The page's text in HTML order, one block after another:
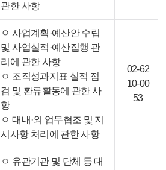
관한 사항
ㅇ 사업계획·예산안 수립
및 사업실적·예산집행 관
리에 관한 사항
ㅇ 조직성과지표 실적 점
검 및 환류활동에 관한 사
항
ㅇ 대내·외 업무협조 및 지
시사항 처리에 관한 사항
02-62
10-00
53
ㅇ 유관기관 및 단체 등 대